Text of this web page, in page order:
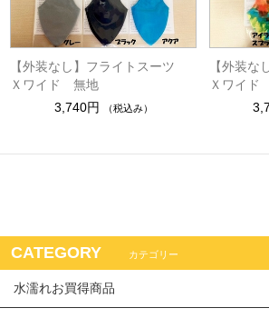
【外装なし】フライトスーツ
Ｘワイド 無地
3,740円
（税込み）
【外装
Ｘワイ
CATEGORY カテゴリー
水濡れお買得商品